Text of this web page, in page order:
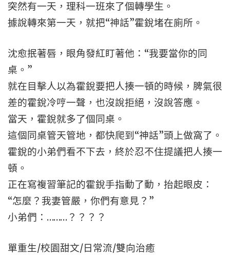
突然有一天，理科一班來了個轉學生。
據說轉來第一天，就把“神話”霍銳堵在廁所。
沈愈抿著唇，眼角發紅盯著他：“我要當你的同
桌。”
就在目擊人以為霍銳要把人揍一頓的時候，脾氣很
差的霍銳冷哼一聲，也沒說拒絕，沒說答應。
當天，霍銳就多了個同桌。
這個同桌管天管地，都快爬到“神話”頭上做窩了。
霍銳的小弟們看不下去，終於忍不住提議把人揍一
頓。
正在寫複習筆記的霍銳手指動了動，抬起眼皮：
“怎麼？我妻管嚴，你們有意見？”
小弟們：………？？？？
單重生/校園甜文/日常流/雙向治癒